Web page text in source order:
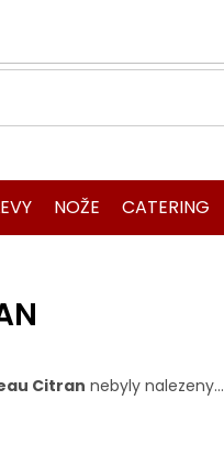
NOŽE CATERING
Citran nebyly nalezeny...